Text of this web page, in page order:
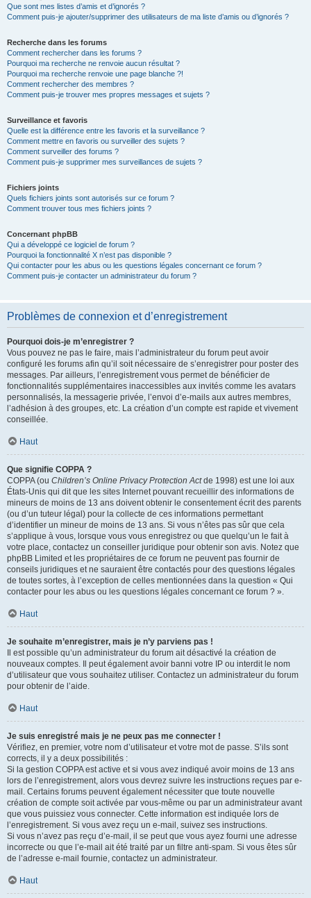
Que sont mes listes d’amis et d’ignorés ?
Comment puis-je ajouter/supprimer des utilisateurs de ma liste d’amis ou d’ignorés ?
Recherche dans les forums
Comment rechercher dans les forums ?
Pourquoi ma recherche ne renvoie aucun résultat ?
Pourquoi ma recherche renvoie une page blanche ?!
Comment rechercher des membres ?
Comment puis-je trouver mes propres messages et sujets ?
Surveillance et favoris
Quelle est la différence entre les favoris et la surveillance ?
Comment mettre en favoris ou surveiller des sujets ?
Comment surveiller des forums ?
Comment puis-je supprimer mes surveillances de sujets ?
Fichiers joints
Quels fichiers joints sont autorisés sur ce forum ?
Comment trouver tous mes fichiers joints ?
Concernant phpBB
Qui a développé ce logiciel de forum ?
Pourquoi la fonctionnalité X n’est pas disponible ?
Qui contacter pour les abus ou les questions légales concernant ce forum ?
Comment puis-je contacter un administrateur du forum ?
Problèmes de connexion et d’enregistrement
Pourquoi dois-je m’enregistrer ?
Vous pouvez ne pas le faire, mais l’administrateur du forum peut avoir
configuré les forums afin qu’il soit nécessaire de s’enregistrer pour poster des
messages. Par ailleurs, l’enregistrement vous permet de bénéficier de
fonctionnalités supplémentaires inaccessibles aux invités comme les avatars
personnalisés, la messagerie privée, l’envoi d’e-mails aux autres membres,
l’adhésion à des groupes, etc. La création d’un compte est rapide et vivement
conseillée.
Haut
Que signifie COPPA ?
COPPA (ou Children’s Online Privacy Protection Actde 1998) est une loi aux
États-Unis qui dit que les sites Internet pouvant recueillir des informations de
mineurs de moins de 13 ans doivent obtenir le consentement écrit des parents
(ou d’un tuteur légal) pour la collecte de ces informations permettant
d’identifier un mineur de moins de 13 ans. Si vous n’êtes pas sûr que cela
s’applique à vous, lorsque vous vous enregistrez ou que quelqu’un le fait à
votre place, contactez un conseiller juridique pour obtenir son avis. Notez que
phpBB Limited et les propriétaires de ce forum ne peuvent pas fournir de
conseils juridiques et ne sauraient être contactés pour des questions légales
de toutes sortes, à l’exception de celles mentionnées dans la question « Qui
contacter pour les abus ou les questions légales concernant ce forum ? ».
Haut
Je souhaite m’enregistrer, mais je n’y parviens pas !
Il est possible qu’un administrateur du forum ait désactivé la création de
nouveaux comptes. Il peut également avoir banni votre IP ou interdit le nom
d’utilisateur que vous souhaitez utiliser. Contactez un administrateur du forum
pour obtenir de l’aide.
Haut
Je suis enregistré mais je ne peux pas me connecter !
Vérifiez, en premier, votre nom d’utilisateur et votre mot de passe. S’ils sont
corrects, il y a deux possibilités :
Si la gestion COPPA est active et si vous avez indiqué avoir moins de 13 ans
lors de l’enregistrement, alors vous devrez suivre les instructions reçues par e-
mail. Certains forums peuvent également nécessiter que toute nouvelle
création de compte soit activée par vous-même ou par un administrateur avant
que vous puissiez vous connecter. Cette information est indiquée lors de
l’enregistrement. Si vous avez reçu un e-mail, suivez ses instructions.
Si vous n’avez pas reçu d’e-mail, il se peut que vous ayez fourni une adresse
incorrecte ou que l’e-mail ait été traité par un filtre anti-spam. Si vous êtes sûr
de l’adresse e-mail fournie, contactez un administrateur.
Haut